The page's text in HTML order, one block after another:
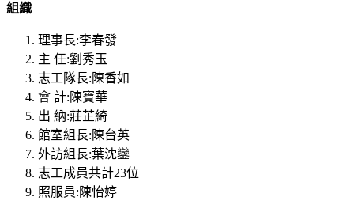
組織
理事長:李春發
主 任:劉秀玉
志工隊長:陳香如
會 計:陳寶華
出 納:莊芷綺
館室組長:陳台英
外訪組長:葉沈鑾
志工成員共計23位
照服員:陳怡婷